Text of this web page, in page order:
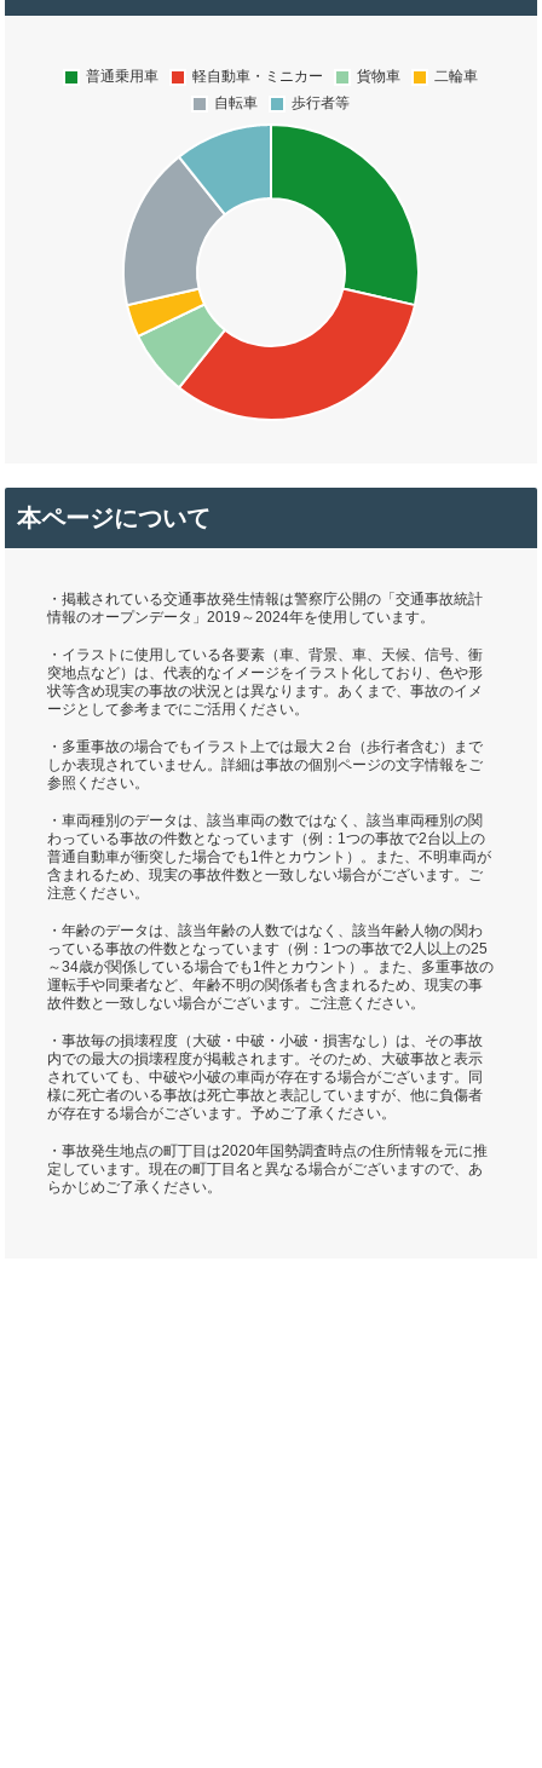
本ページについて
・掲載されている交通事故発生情報は警察庁公開の「交通事故統計
情報のオープンデータ」2019～2024年を使用しています。
・イラストに使用している各要素（車、背景、車、天候、信号、衝
突地点など）は、代表的なイメージをイラスト化しており、色や形
状等含め現実の事故の状況とは異なります。あくまで、事故のイメ
ージとして参考までにご活用ください。
・多重事故の場合でもイラスト上では最大２台（歩行者含む）まで
しか表現されていません。詳細は事故の個別ページの文字情報をご
参照ください。
・車両種別のデータは、該当車両の数ではなく、該当車両種別の関
わっている事故の件数となっています（例：1つの事故で2台以上の
普通自動車が衝突した場合でも1件とカウント）。また、不明車両が
含まれるため、現実の事故件数と一致しない場合がございます。ご
注意ください。
・年齢のデータは、該当年齢の人数ではなく、該当年齢人物の関わ
っている事故の件数となっています（例：1つの事故で2人以上の25
～34歳が関係している場合でも1件とカウント）。また、多重事故の
運転手や同乗者など、年齢不明の関係者も含まれるため、現実の事
故件数と一致しない場合がございます。ご注意ください。
・事故毎の損壊程度（大破・中破・小破・損害なし）は、その事故
内での最大の損壊程度が掲載されます。そのため、大破事故と表示
されていても、中破や小破の車両が存在する場合がございます。同
様に死亡者のいる事故は死亡事故と表記していますが、他に負傷者
が存在する場合がございます。予めご了承ください。
・事故発生地点の町丁目は2020年国勢調査時点の住所情報を元に推
定しています。現在の町丁目名と異なる場合がございますので、あ
らかじめご了承ください。